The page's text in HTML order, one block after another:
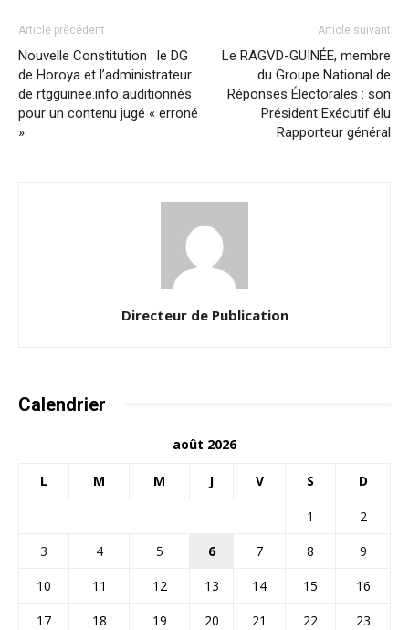
Article précédent
Nouvelle Constitution : le DG
de Horoya et l’administrateur
de rtgguinee.info auditionnés
pour un contenu jugé « erroné
»
Article suivant
Le RAGVD-GUINÉE, membre
du Groupe National de
Réponses Électorales : son
Président Exécutif élu
Rapporteur général
Directeur de Publication
Calendrier
août 2026
L M M J V S D
1
2
3
4 5 6 7 8
9
10
11 12 13 14 15
16
17
18 19 20 21 22
23